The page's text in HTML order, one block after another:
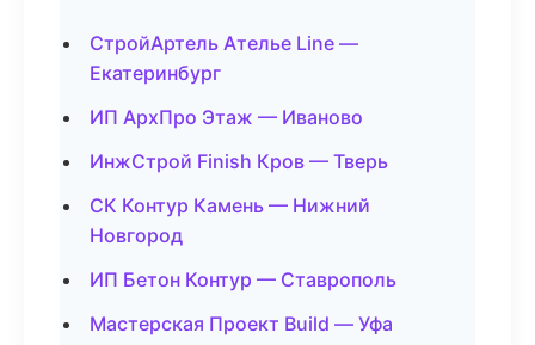
СтройАртель Ателье Line —
Екатеринбург
ИП АрхПро Этаж — Иваново
ИнжСтрой Finish Кров — Тверь
СК Контур Камень — Нижний
Новгород
ИП Бетон Контур — Ставрополь
Мастерская Проект Build — Уфа